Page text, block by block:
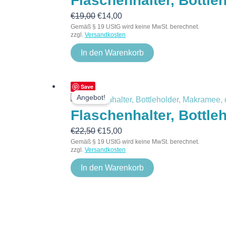
€19,00 €14,00
Gemäß § 19 UStG wird keine MwSt. berechnet.
zzgl. Versandkosten
In den Warenkorb
Save
Angebot!
Flaschenhalter,
€22,50
Preis
war:
€15,00
Preis
ist:
Gemäß § 19 UStG wird keine MwSt. berechnet.
zzgl. Versandkosten
In den Warenkorb